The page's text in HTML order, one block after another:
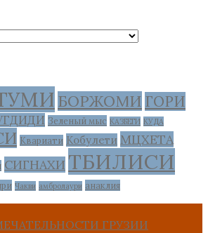
БОРЖОМИ ГОРИ
Зеленый мыс КАЗБЕГИ КУДА
Квариати Кобулети МЦХЕТА
СИГНАХИ ТБИЛИСИ
Чакви амбролаури анаклия
ГРУЗИИ